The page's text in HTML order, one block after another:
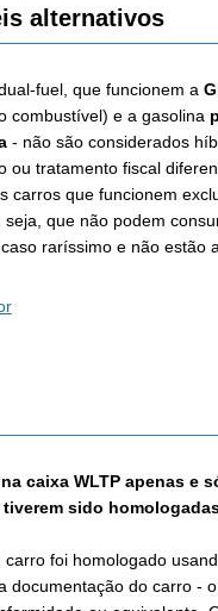
alternativos
fuel, que funcionem a
combustível) e a gasolina
- não são considerados
ou tratamento fiscal
carros que funcionem
seja, que não podem
raríssimo e não estão
caixa WLTP apenas e
tiverem sido
carro foi homologado
documentação do carro -